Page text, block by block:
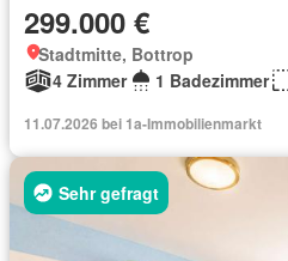
299.000 €
Stadtmitte, Bottrop
4 Zimmer
1 Badezimmer
11.07.2026 bei 1a-Immobilienmarkt
Sehr gefragt